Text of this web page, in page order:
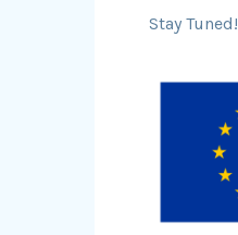
Stay Tuned!